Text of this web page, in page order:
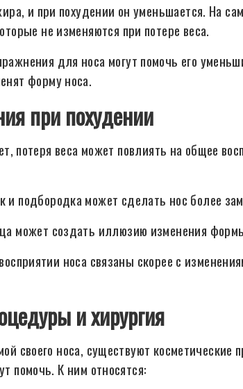
и при похудении он уменьшается. На
не изменяются при потере веса.
для носа могут помочь его
форму носа.
при похудении
потеря веса может повлиять на общее
подбородка может сделать нос более
может создать иллюзию изменения
носа связаны скорее с
и хирургия
своего носа, существуют косметические
помочь. К ним относятся: